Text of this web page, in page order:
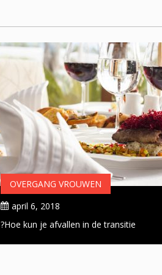
OVERGANG VROUWEN
april 6, 2018
Hoe kun je afvallen in de transitie?